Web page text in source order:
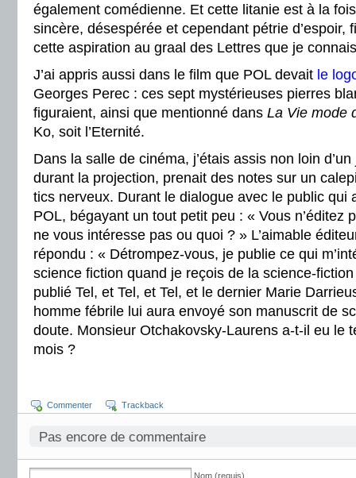
également comédienne. Et cette litanie est à la
sincère, désespérée et cependant pétrie d’espoir,
cette aspiration au graal des Lettres que je
J’ai appris aussi dans le film que POL devait le
Georges Perec : ces sept mystérieuses pierres
figuraient, ainsi que mentionné dans La Vie mode
Ko, soit l’Eternité.
Dans la salle de cinéma, j’étais assis non loin
durant la projection, prenait des notes sur un
tics nerveux. Durant le dialogue avec le public qui
POL, bégayant un tout petit peu : « Vous n’éditez
ne vous intéresse pas ou quoi ? » L’aimable
répondu : « Détrompez-vous, je publie ce qui
science fiction quand je reçois de la science-
publié Tel, et Tel, et Tel, et le dernier Marie
homme fébrile lui aura envoyé son manuscrit de
doute. Monsieur Otchakovsky-Laurens a-t-il eu le
mois ?
Commenter Trackback
Pas encore de commentaire
Nom (requis)